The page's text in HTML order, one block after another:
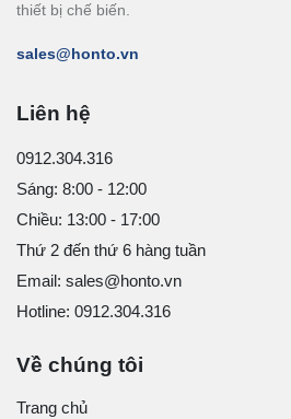
thiết bị chế biến.
sales@honto.vn
Liên hệ
0912.304.316
Sáng: 8:00 - 12:00
Chiều: 13:00 - 17:00
Thứ 2 đến thứ 6 hàng tuần
Email: sales@honto.vn
Hotline: 0912.304.316
Về chúng tôi
Trang chủ